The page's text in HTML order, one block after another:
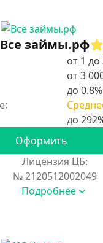
Все займы.рф
от 1
от 3
до 0.8%
Оформить
Лицензия ЦБ:
№ 2120512002049
Подробнее